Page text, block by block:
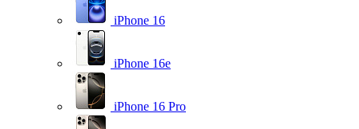
iPhone 16
iPhone 16e
iPhone 16 Pro